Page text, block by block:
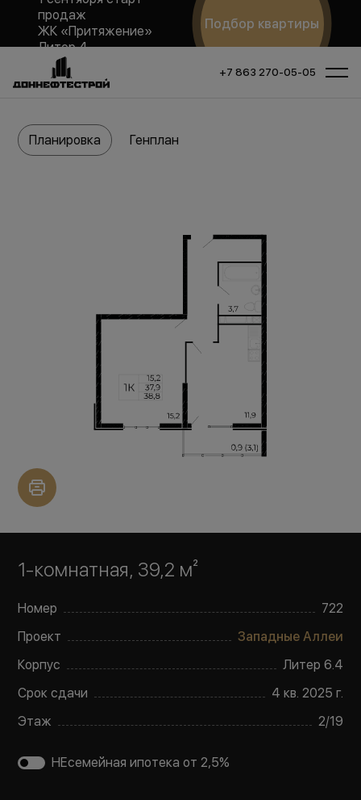
продаж
ЖК «Притяжение»
Литер 4
Подбор квартиры
+7 863 270-05-05
1-комнатная, 39,2 м²
Номер
722
Проект
Западные Аллеи
Корпус
Литер 6.4
Срок сдачи
4 кв. 2025 г.
Этаж
2/19
НЕсемейная ипотека от 2,5%
Планировка Генплан